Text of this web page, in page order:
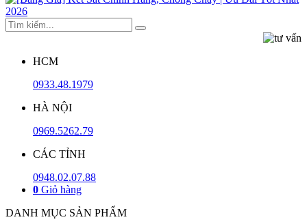
HCM
0933.48.1979
HÀ NỘI
0969.5262.79
CÁC TỈNH
0948.02.07.88
0 Giỏ hàng
DANH MỤC SẢN PHẨM